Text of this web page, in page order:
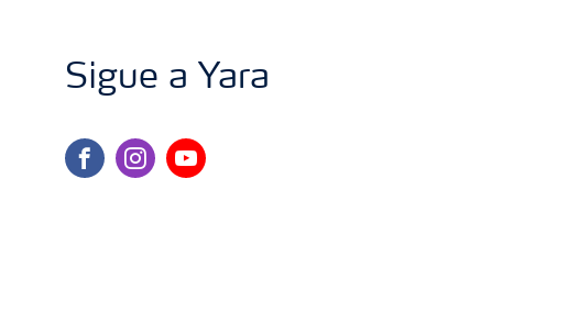
Sigue a Yara
facebookinstagram
youtube